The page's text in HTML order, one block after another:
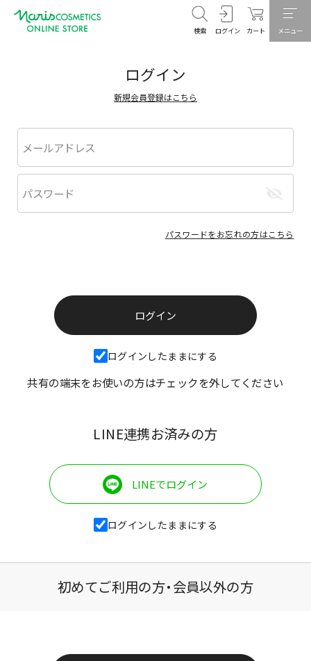
検索 ログイン カート メニュー
ログイン
新規会員登録はこちら
パスワードをお忘れの方はこちら
ログインしたままにする
共有の端末をお使いの方はチェックを外してください
LINE連携お済みの方
LINEでログイン
ログインしたままにする
初めてご利用の方・会員以外の方